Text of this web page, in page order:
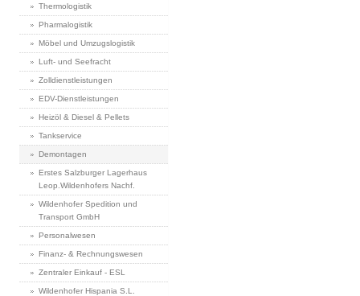
Thermologistik
Pharmalogistik
Möbel und Umzugslogistik
Luft- und Seefracht
Zolldienstleistungen
EDV-Dienstleistungen
Heizöl & Diesel & Pellets
Tankservice
Demontagen
Erstes Salzburger Lagerhaus
Leop.Wildenhofers Nachf.
Wildenhofer Spedition und
Transport GmbH
Personalwesen
Finanz- & Rechnungswesen
Zentraler Einkauf - ESL
Wildenhofer Hispania S.L.